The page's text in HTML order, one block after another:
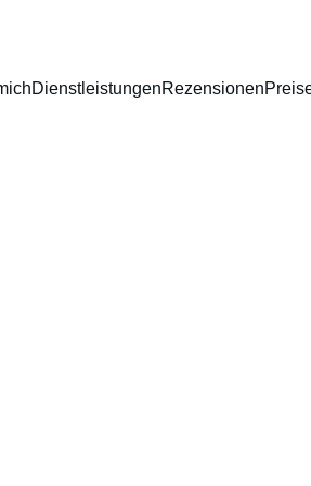
DienstleistungenRezensionen